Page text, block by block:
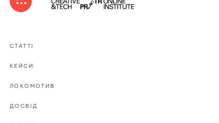
СТАТТІ
КЕЙСИ
ЛОКОМОТИВ
ДОСВІД